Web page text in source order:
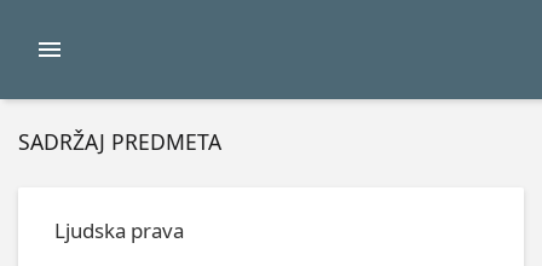
SADRŽAJ PREDMETA
Ljudska prava